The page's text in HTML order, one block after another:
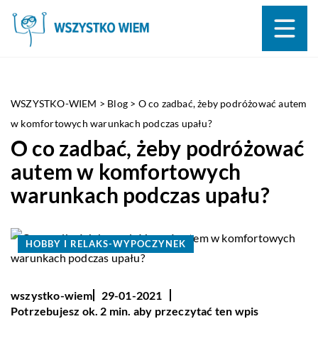
WSZYSTKO-WIEM > Blog > O co zadbać, żeby podróżować autem
w komfortowych warunkach podczas upału?
O co zadbać, żeby podróżować
autem w komfortowych
warunkach podczas upału?
HOBBY I RELAKS-WYPOCZYNEK
wszystko-wiem
29-01-2021
Potrzebujesz ok. 2 min. aby przeczytać ten wpis